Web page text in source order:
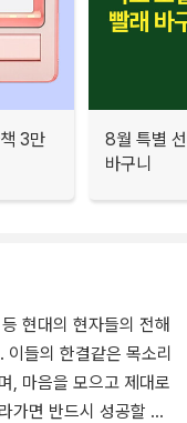
3만
8월 특별
바구니
현대의 현자들의 전해
이들의 한결같은 목소리
, 마음을 모으고 제대로
가면 반드시 성공할 수